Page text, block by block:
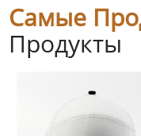
Самые
Продукты